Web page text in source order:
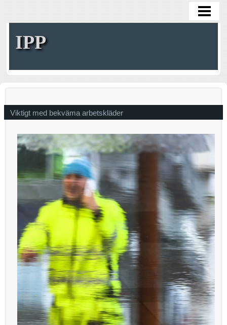
IPP
Viktigt med bekväma arbetskläder